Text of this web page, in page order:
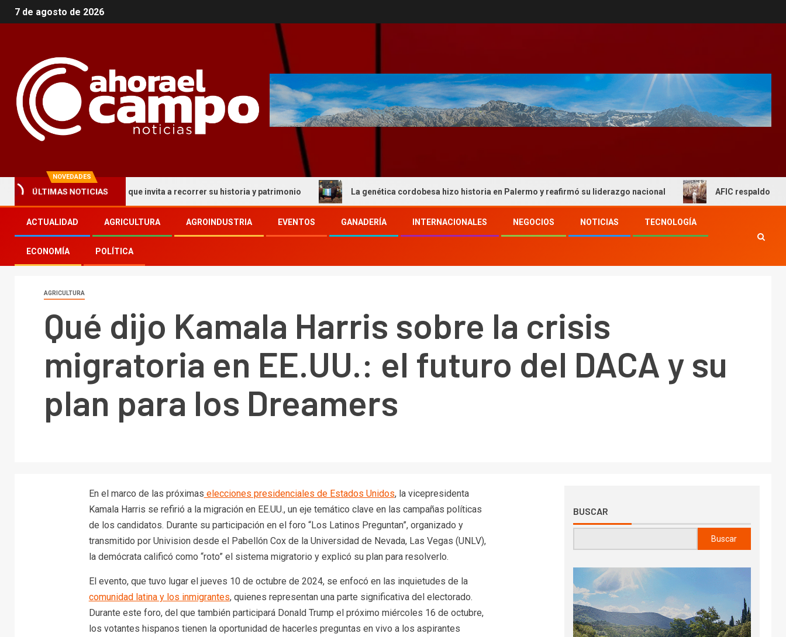
7 de agosto de 2026
NOVEDADES
ÚLTIMAS NOTICIAS
un circuito turístico que invita a recorrer su historia y patrimonio La genética cordobesa hizo historia en Palermo y reafirmó su liderazgo nacional AFIC respaldo al actual
ACTUALIDAD AGRICULTURA AGROINDUSTRIA EVENTOS GANADERÍA INTERNACIONALES NEGOCIOS NOTICIAS TECNOLOGÍA
ECONOMÍA POLÍTICA
AGRICULTURA
Qué dijo Kamala Harris sobre la crisis
migratoria en EE.UU.: el futuro del DACA y su
plan para los Dreamers
En el marco de las próximas elecciones presidenciales de Estados Unidos, la vicepresidenta
Kamala Harris se refirió a la migración en EE.UU., un eje temático clave en las campañas políticas
de los candidatos. Durante su participación en el foro “Los Latinos Preguntan”, organizado y
transmitido por Univision desde el Pabellón Cox de la Universidad de Nevada, Las Vegas (UNLV),
la demócrata calificó como “roto” el sistema migratorio y explicó su plan para resolverlo.
El evento, que tuvo lugar el jueves 10 de octubre de 2024, se enfocó en las inquietudes de la
comunidad latina y los inmigrantes, quienes representan una parte significativa del electorado.
Durante este foro, del que también participará Donald Trump el próximo miércoles 16 de octubre,
los votantes hispanos tienen la oportunidad de hacerles preguntas en vivo a los aspirantes
BUSCAR
Buscar